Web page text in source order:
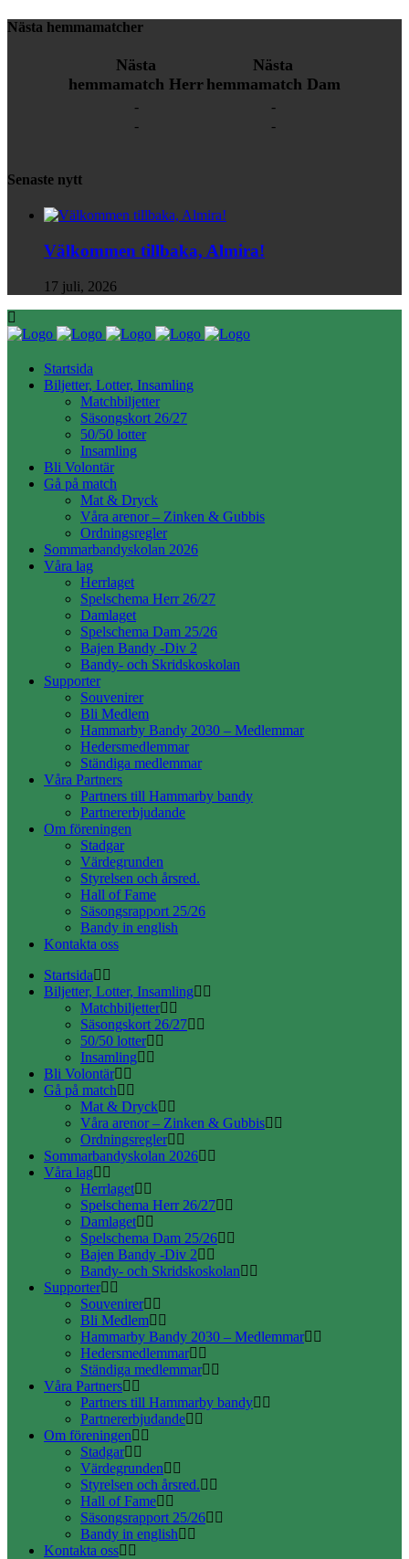
Nästa hemmamatcher
Nästa
hemmamatch Herr
-
-
Nästa
hemmamatch Dam
-
-
Senaste nytt
Välkommen tillbaka, Almira!
17 juli, 2026
Startsida
Biljetter, Lotter, Insamling
Matchbiljetter
Säsongskort 26/27
50/50 lotter
Insamling
Bli Volontär
Gå på match
Mat & Dryck
Våra arenor – Zinken & Gubbis
Ordningsregler
Sommarbandyskolan 2026
Våra lag
Herrlaget
Spelschema Herr 26/27
Damlaget
Spelschema Dam 25/26
Bajen Bandy -Div 2
Bandy- och Skridskoskolan
Supporter
Souvenirer
Bli Medlem
Hammarby Bandy 2030 – Medlemmar
Hedersmedlemmar
Ständiga medlemmar
Våra Partners
Partners till Hammarby bandy
Partnererbjudande
Om föreningen
Stadgar
Värdegrunden
Styrelsen och årsred.
Hall of Fame
Säsongsrapport 25/26
Bandy in english
Kontakta oss
Startsida
Biljetter, Lotter, Insamling
Matchbiljetter
Säsongskort 26/27
50/50 lotter
Insamling
Bli Volontär
Gå på match
Mat & Dryck
Våra arenor – Zinken & Gubbis
Ordningsregler
Sommarbandyskolan 2026
Våra lag
Herrlaget
Spelschema Herr 26/27
Damlaget
Spelschema Dam 25/26
Bajen Bandy -Div 2
Bandy- och Skridskoskolan
Supporter
Souvenirer
Bli Medlem
Hammarby Bandy 2030 – Medlemmar
Hedersmedlemmar
Ständiga medlemmar
Våra Partners
Partners till Hammarby bandy
Partnererbjudande
Om föreningen
Stadgar
Värdegrunden
Styrelsen och årsred.
Hall of Fame
Säsongsrapport 25/26
Bandy in english
Kontakta oss